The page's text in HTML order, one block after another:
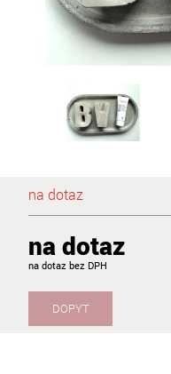
na dotaz
na dotaz
na dotaz
DOPYT